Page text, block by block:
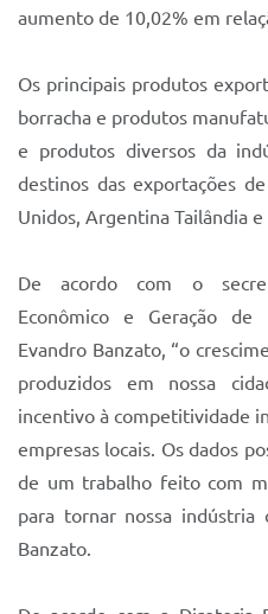
aumento de 10,02% em
Os principais produtos
borracha e produtos
e produtos diversos da
destinos das exportações
Unidos, Argentina Tailândia e
De acordo com o
Econômico e Geração
Evandro Banzato, “o
produzidos em nossa
incentivo à competitividade
empresas locais. Os dados
de um trabalho feito com
para tornar nossa indústria
Banzato.